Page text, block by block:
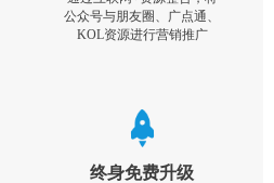
公众号与朋友圈、广点通、
KOL资源进行营销推广
终身免费升级